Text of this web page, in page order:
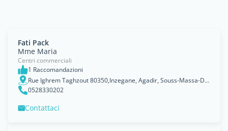
Fati Pack
Mme Maria
Centri commerciali
1 Raccomandazioni
Rue Ighrem Taghzout 80350,Inzegane, Agadir, Souss-Massa-Drâa
0528330202
Contattaci